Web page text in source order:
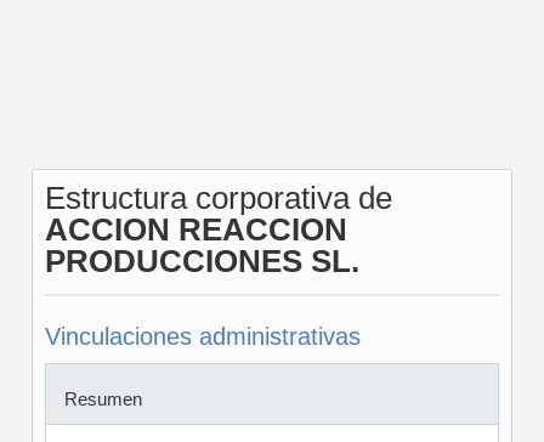
Estructura corporativa de
ACCION REACCION
PRODUCCIONES SL.
Vinculaciones administrativas
Resumen